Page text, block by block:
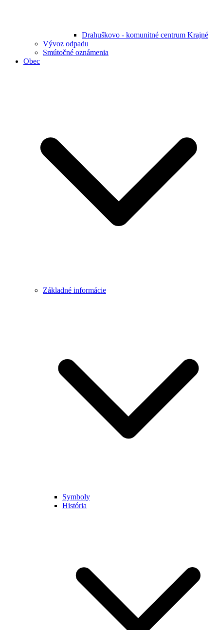
Drahuškovo - komunitné centrum Krajné
Vývoz odpadu
Smútočné oznámenia
Obec
Základné informácie
Symboly
História